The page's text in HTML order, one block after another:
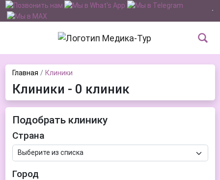
Главная Клиники
Клиники - 0 клиник
Подобрать клинику
Страна
Город